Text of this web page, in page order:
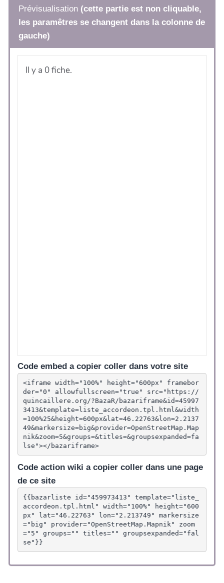
Prévisualisation (cette partie est non cliquable,
les paramêtres se changent dans la colonne de
gauche)
Code embed a copier coller dans votre site
<iframe width="100%" height="600px" framebor
der="0" allowfullscreen="true" src="https://
quincaillere.org/?BazaR/bazariframe&id=45997
3413&template=liste_accordeon.tpl.html&width
=100%25&height=600px&lat=46.22763&lon=2.2137
49&markersize=big&provider=OpenStreetMap.Map
nik&zoom=5&groups=&titles=&groupsexpanded=fa
lse"></bazariframe>
Code action wiki a copier coller dans une page
de ce site
{{bazarliste id="459973413" template="liste_
accordeon.tpl.html" width="100%" height="600
px" lat="46.22763" lon="2.213749" markersize
="big" provider="OpenStreetMap.Mapnik" zoom
="5" groups="" titles="" groupsexpanded="fal
se"}}